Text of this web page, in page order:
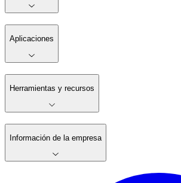
Aplicaciones
Herramientas y recursos
Información de la empresa